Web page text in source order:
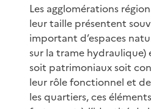
Les agglomérations
leur taille présentent
important d’espaces
sur la trame hydraulique)
soit patrimoniaux soit
leur rôle fonctionnel et
les quartiers, ces